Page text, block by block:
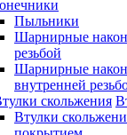
Пыльники
Шарнирные
резьбой
Шарнирные
внутренней
Втулки